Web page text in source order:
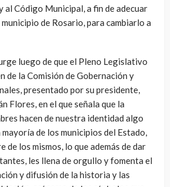
al Código Municipal, a fin de adecuar
de Rosario, para cambiarlo a
luego de que el Pleno Legislativo
de la Comisión de Gobernación y
presentado por su presidente,
Flores, en el que señala que la
hacen de nuestra identidad algo
mayoría de los municipios del Estado,
de los mismos, lo que además de dar
les llena de orgullo y fomenta el
y difusión de la historia y las